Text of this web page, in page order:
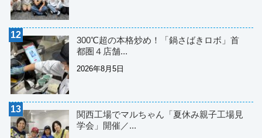
300℃超の本格炒め！「鍋さばきロボ」首
都圏４店舗...
2026年8月5日
関西工場でマルちゃん「夏休み親子工場見
学会」開催／...